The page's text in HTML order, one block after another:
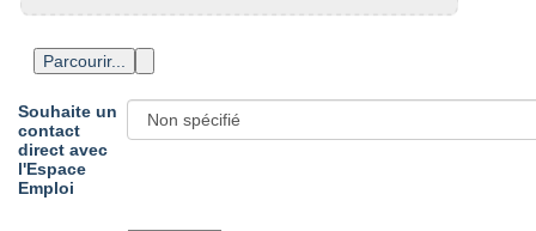
Souhaite un
contact
direct avec
l'Espace
Emploi